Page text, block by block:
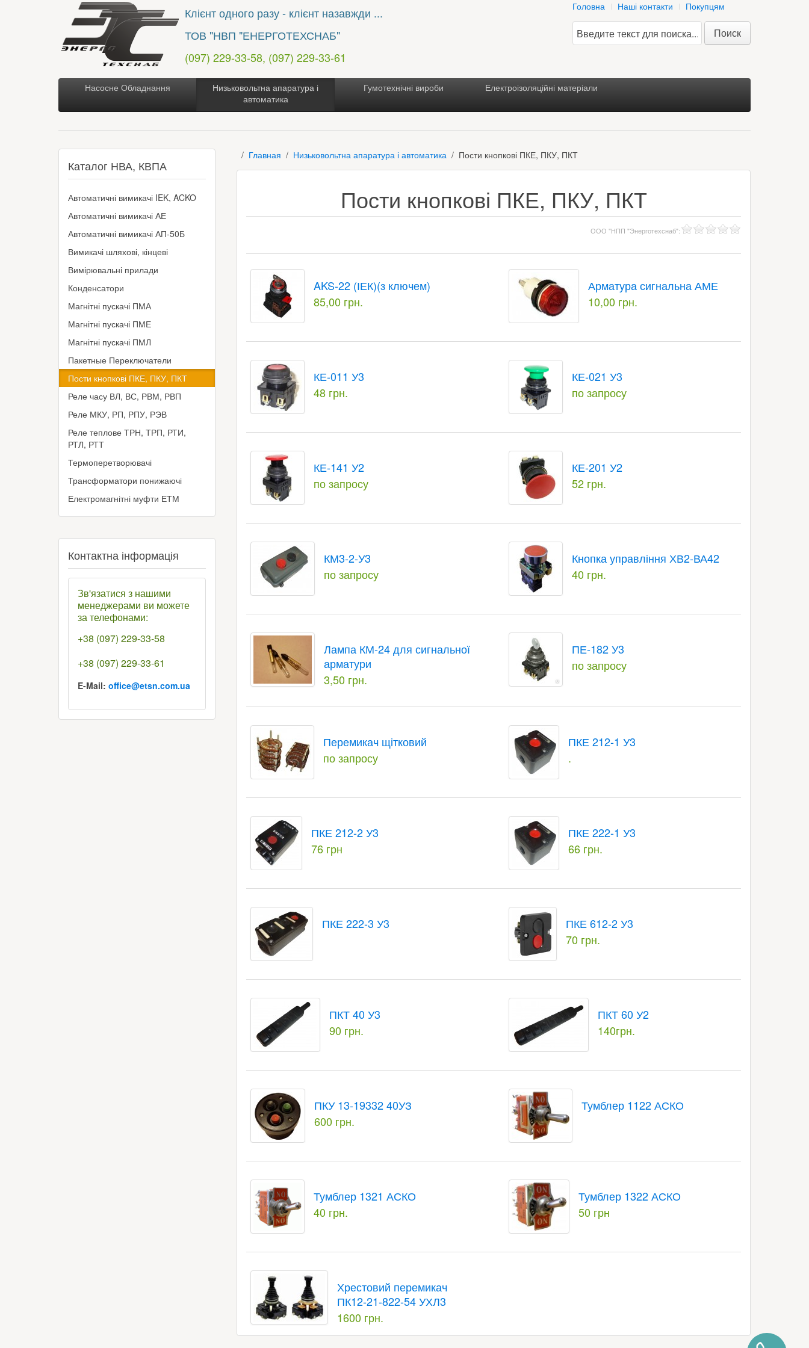
Клієнт одного разу - клієнт назавжди ...
ТОВ "НВП "ЕНЕРГОТЕХСНАБ"
(097) 229-33-58, (097) 229-33-61
Головна Наші контакти Покупцям
Поиск
Насосне Обладнання
Низьковольтна апаратура і
автоматика
Гумотехнічні вироби Електроізоляційні матеріали
Главная Низьковольтна апаратура і автоматика Пости кнопкові ПКЕ, ПКУ, ПКТ
Пости кнопкові ПКЕ, ПКУ, ПКТ
ООО "НПП "Энерготехснаб":
AKS-22 (ІЕК)(з ключем)
85,00 грн.
Арматура сигнальна АМЕ
10,00 грн.
КЕ-011 У3
48 грн.
КЕ-021 У3
по запросу
КЕ-141 У2
по запросу
КЕ-201 У2
52 грн.
КМ3-2-У3
по запросу
Кнопка управління ХВ2-ВА42
40 грн.
Лампа КМ-24 для сигнальної
арматури
3,50 грн.
ПЕ-182 У3
по запросу
Перемикач щітковий
по запросу
ПКЕ 212-1 У3
.
ПКЕ 212-2 У3
76 грн
ПКЕ 222-1 У3
66 грн.
ПКЕ 222-3 У3
ПКЕ 612-2 У3
70 грн.
ПКТ 40 У3
90 грн.
ПКТ 60 У2
140грн.
ПКУ 13-19332 40УЗ
600 грн.
Тумблер 1122 АСКО
Тумблер 1321 АСКО
40 грн.
Тумблер 1322 АСКО
50 грн
Хрестовий перемикач
ПК12-21-822-54 УХЛ3
1600 грн.
Каталог НВА, КВПА
Автоматичні вимикачі IEK, ACKO
Автоматичні вимикачі АЕ
Автоматичні вимикачі АП-50Б
Вимикачі шляхові, кінцеві
Вимірювальні прилади
Конденсатори
Магнітні пускачі ПМА
Магнітні пускачі ПМЕ
Магнітні пускачі ПМЛ
Пакетные Переключатели
Пости кнопкові ПКЕ, ПКУ, ПКТ
Реле часу ВЛ, ВС, РВМ, РВП
Реле МКУ, РП, РПУ, РЭВ
Реле теплове ТРН, ТРП, РТИ,
РТЛ, РТТ
Термоперетворювачі
Трансформатори понижаючі
Електромагнітні муфти ЕТМ
Контактна інформація
Зв'язатися з нашими
менеджерами ви можете
за телефонами:
+38 (097) 229-33-58
+38 (097) 229-33-61
E-Mail: office@etsn.com.ua